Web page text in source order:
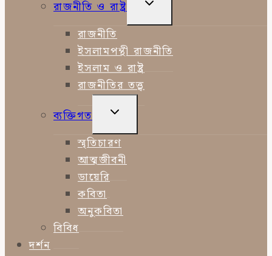
রাজনীতি ও রাষ্ট্র
রাজনীতি
ইসলামপন্থী রাজনীতি
ইসলাম ও রাষ্ট্র
রাজনীতির তত্ত্ব
ব্যক্তিগত
TOGGLE
MENU
স্মৃতিচারণ
আত্মজীবনী
ডায়েরি
কবিতা
অনুকবিতা
বিবিধ
দর্শন